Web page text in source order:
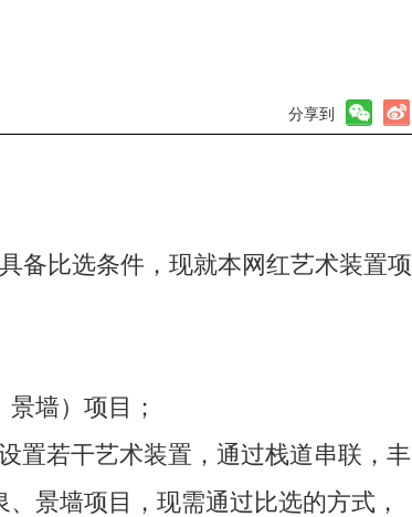
分享到
备比选条件，现就本网红艺术装置项
墙）项目；
置若干艺术装置，通过栈道串联，丰
景墙项目，现需通过比选的方式，